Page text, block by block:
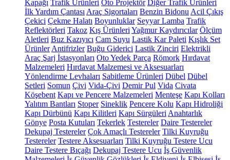
Kapağı Trafik Ürünleri Oto Projektör Diğer Trafik Ürünleri
İlk Yardım Çantası Araç Sigortaları Benzin Bidonu Acil Çıkış
Çekici Çekme Halatı Boyunluklar Seyyar Lamba Trafik
Reflektörleri Takoz Kış Ürünleri Yağmur Kaydırıcılar Ölçüm
Aletleri Buz Kazıyıcı Cam Suyu Lastik Kar Paleti Kışlık Set
Ürünler Antifrizler Buğu Giderici Lastik Zinciri Elektrikli
Araç Şarj İstasyonları Oto Yedek Parça Römork Hırdavat
Malzemeleri Hırdavat Malzemesi ve Aksesuarları
Yönlendirme Levhaları Sabitleme Ürünleri Dübel Dübel
Setleri Somun Çivi Vida-Çivi Demir Pul Vida Civata
Köşebent Kapı ve Pencere Malzemeleri Menteşe Kapı Kolları
Yalıtım Bantları Stoper Sineklik Pencere Kolu Kapı Hidroliği
Kapı Dürbünü Kapı Kilitleri Kapı Sürgüleri Anahtarlık
Gönye Posta Kutuları Tekerlek Testereler Daire Testereler
Dekupaj Testereler Çok Amaçlı Testereler Tilki Kuyruğu
Testereler Testere Aksesuarları Tilki Kuyruğu Testere Ucu
Daire Testere Bıçağı Dekupaj Testere Ucu İş Güvenlik